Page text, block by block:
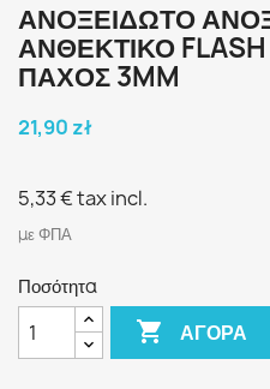
ΑΝΟΞΕΙΔΩΤΟ
ΑΝΘΕΚΤΙΚΟ
ΠΑΧΟΣ 3MM
21,90 zł
5,33 €tax incl.
με ΦΠΑ
Ποσότητα
 ΑΓΟΡΆ